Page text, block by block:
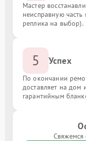
Мастер
неисправную
реплика на выбор).
5 Успех
По окончании
доставляет на дом
гарантийным
Свяжемся